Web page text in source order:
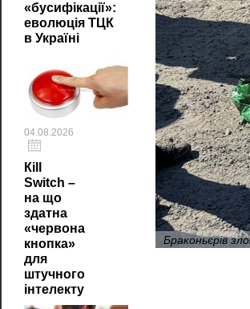
«бусифікації»:
еволюція ТЦК
в Україні
04.08.2026
Кill
Switch –
на що
здатна
«червона
кнопка»
для
штучного
інтелекту
Браконьєрів